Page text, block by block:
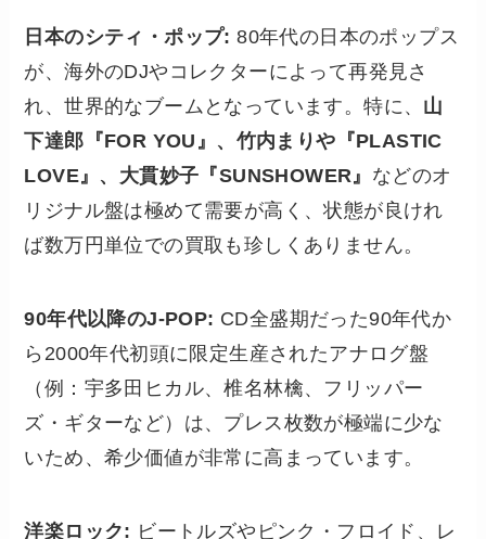
日本のシティ・ポップ: 80年代の日本のポップス
が、海外のDJやコレクターによって再発見さ
れ、世界的なブームとなっています。特に、 山
下達郎『FOR YOU』、竹内まりや『PLASTIC
LOVE』、大貫妙子『SUNSHOWER』 などのオ
リジナル盤は極めて需要が高く、状態が良けれ
ば数万円単位での買取も珍しくありません。
90年代以降のJ-POP: CD全盛期だった90年代か
ら2000年代初頭に限定生産されたアナログ盤
（例：宇多田ヒカル、椎名林檎、フリッパー
ズ・ギターなど）は、プレス枚数が極端に少な
いため、希少価値が非常に高まっています。
洋楽ロック: ビートルズやピンク・フロイド、レ